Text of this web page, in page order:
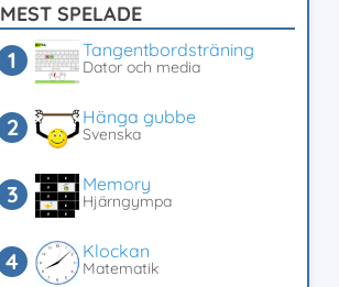
MEST SPELADE
Tangentbordsträning
Dator och media
Hänga gubbe
Svenska
Memory
Hjärngympa
Klockan
Matematik